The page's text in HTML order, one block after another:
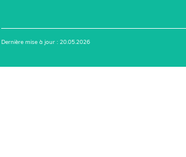
Dernière mise à jour : 20.05.2026